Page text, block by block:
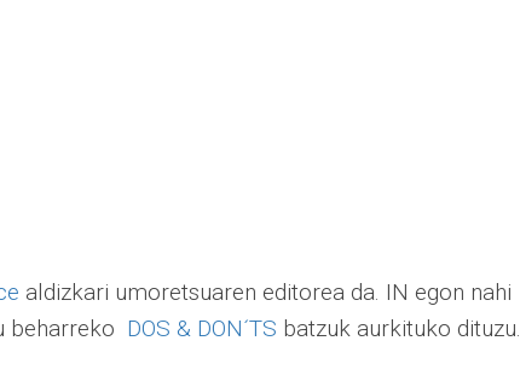
aldizkari umoretsuaren editorea da. IN egon nahi
beharreko DOS & DON´TS batzuk aurkituko dituzu.